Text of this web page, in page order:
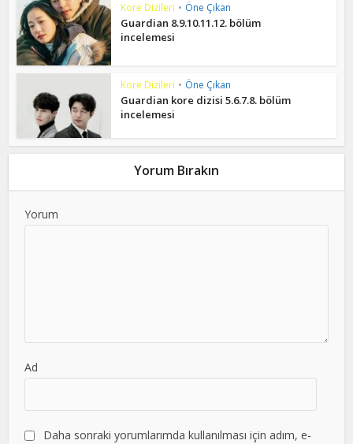
Kore Dizileri • Öne Çıkan
Guardian 8.9.10.11.12. bölüm
incelemesi
Kore Dizileri • Öne Çıkan
Guardian kore dizisi 5.6.7.8. bölüm
incelemesi
Yorum Bırakın
Yorum
Ad
Daha sonraki yorumlarımda kullanılması için adım, e-